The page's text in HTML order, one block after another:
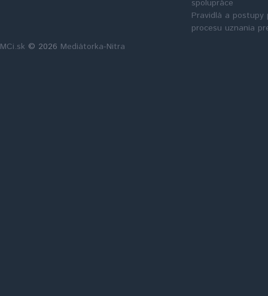
spolupráce
Pravidlá a postupy
procesu uznania
MCi.sk © 2026 Mediátorka-Nitra